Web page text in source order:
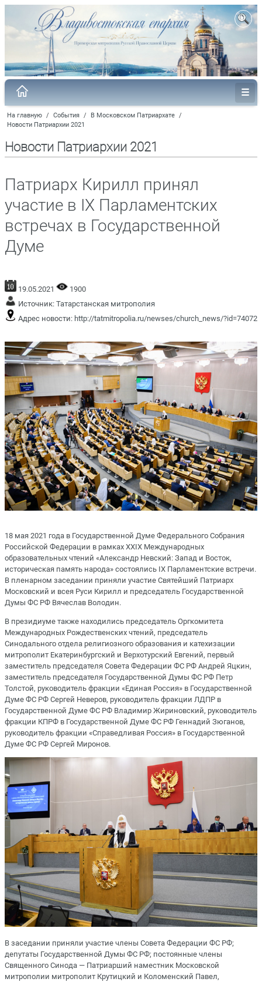
На главную / События / В Московском Патриархате /
Новости Патриархии 2021
Новости Патриархии 2021
Патриарх Кирилл принял
участие в IX Парламентских
встречах в Государственной
Думе
19.05.2021
1900
Источник: Татарстанская митрополия
Адрес новости: http://tatmitropolia.ru/newses/church_news/?id=74072
18 мая 2021 года в Государственной Думе Федерального Собрания
Российской Федерации в рамках XXIX Международных
образовательных чтений «Александр Невский: Запад и Восток,
историческая память народа» состоялись IX Парламентские встречи.
В пленарном заседании приняли участие Святейший Патриарх
Московский и всея Руси Кирилл и председатель Государственной
Думы ФС РФ Вячеслав Володин.
В президиуме также находились председатель Оргкомитета
Международных Рождественских чтений, председатель
Синодального отдела религиозного образования и катехизации
митрополит Екатеринбургский и Верхотурский Евгений, первый
заместитель председателя Совета Федерации ФС РФ Андрей Яцкин,
заместитель председателя Государственной Думы ФС РФ Петр
Толстой, руководитель фракции «Единая Россия» в Государственной
Думе ФС РФ Сергей Неверов, руководитель фракции ЛДПР в
Государственной Думе ФС РФ Владимир Жириновский, руководитель
фракции КПРФ в Государственной Думе ФС РФ Геннадий Зюганов,
руководитель фракции «Справедливая Россия» в Государственной
Думе ФС РФ Сергей Миронов.
В заседании приняли участие члены Совета Федерации ФС РФ;
депутаты Государственной Думы ФС РФ; постоянные члены
Священного Синода — Патриарший наместник Московской
митрополии митрополит Крутицкий и Коломенский Павел,